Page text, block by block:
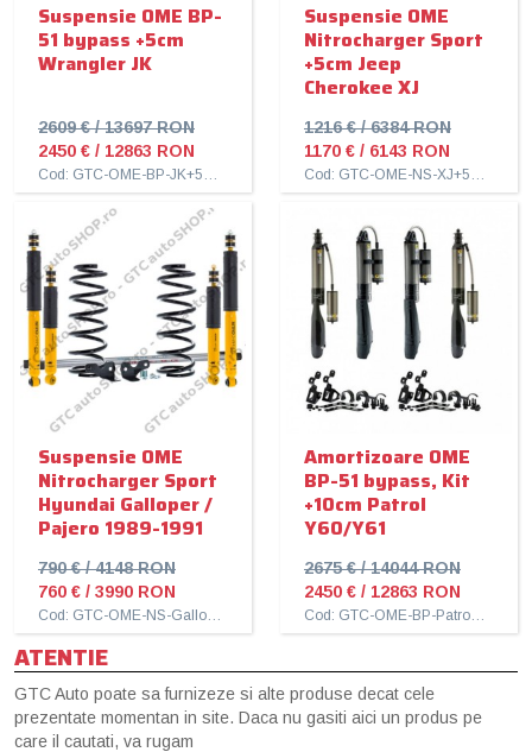
Suspensie OME BP-
51 bypass +5cm
Wrangler JK
2609 € / 13697 RON
2450 € / 12863 RON
Cod: GTC-OME-BP-JK+5cm
Suspensie OME
Nitrocharger Sport
+5cm Jeep
Cherokee XJ
1216 € / 6384 RON
1170 € / 6143 RON
Cod: GTC-OME-NS-XJ+5cm
Suspensie OME
Nitrocharger Sport
Hyundai Galloper /
Pajero 1989-1991
790 € / 4148 RON
760 € / 3990 RON
Cod: GTC-OME-NS-Galloper
Amortizoare OME
BP-51 bypass, Kit
+10cm Patrol
Y60/Y61
2675 € / 14044 RON
2450 € / 12863 RON
Cod: GTC-OME-BP-Patrol-10cm
ATENTIE
GTC Auto poate sa furnizeze si alte produse decat cele
prezentate momentan in site. Daca nu gasiti aici un produs pe
care il cautati, va rugam